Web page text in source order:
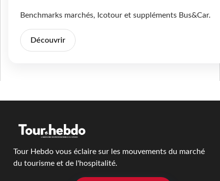
Benchmarks marchés, Icotour et suppléments Bus&Car.
Découvrir
Tour Hebdo vous éclaire sur les mouvements du marché
du tourisme et de l'hospitalité.